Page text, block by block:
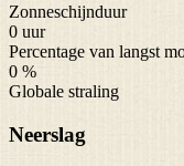
Zonneschijnduur
0 uur
Percentage van langst
0 %
Globale straling
Neerslag